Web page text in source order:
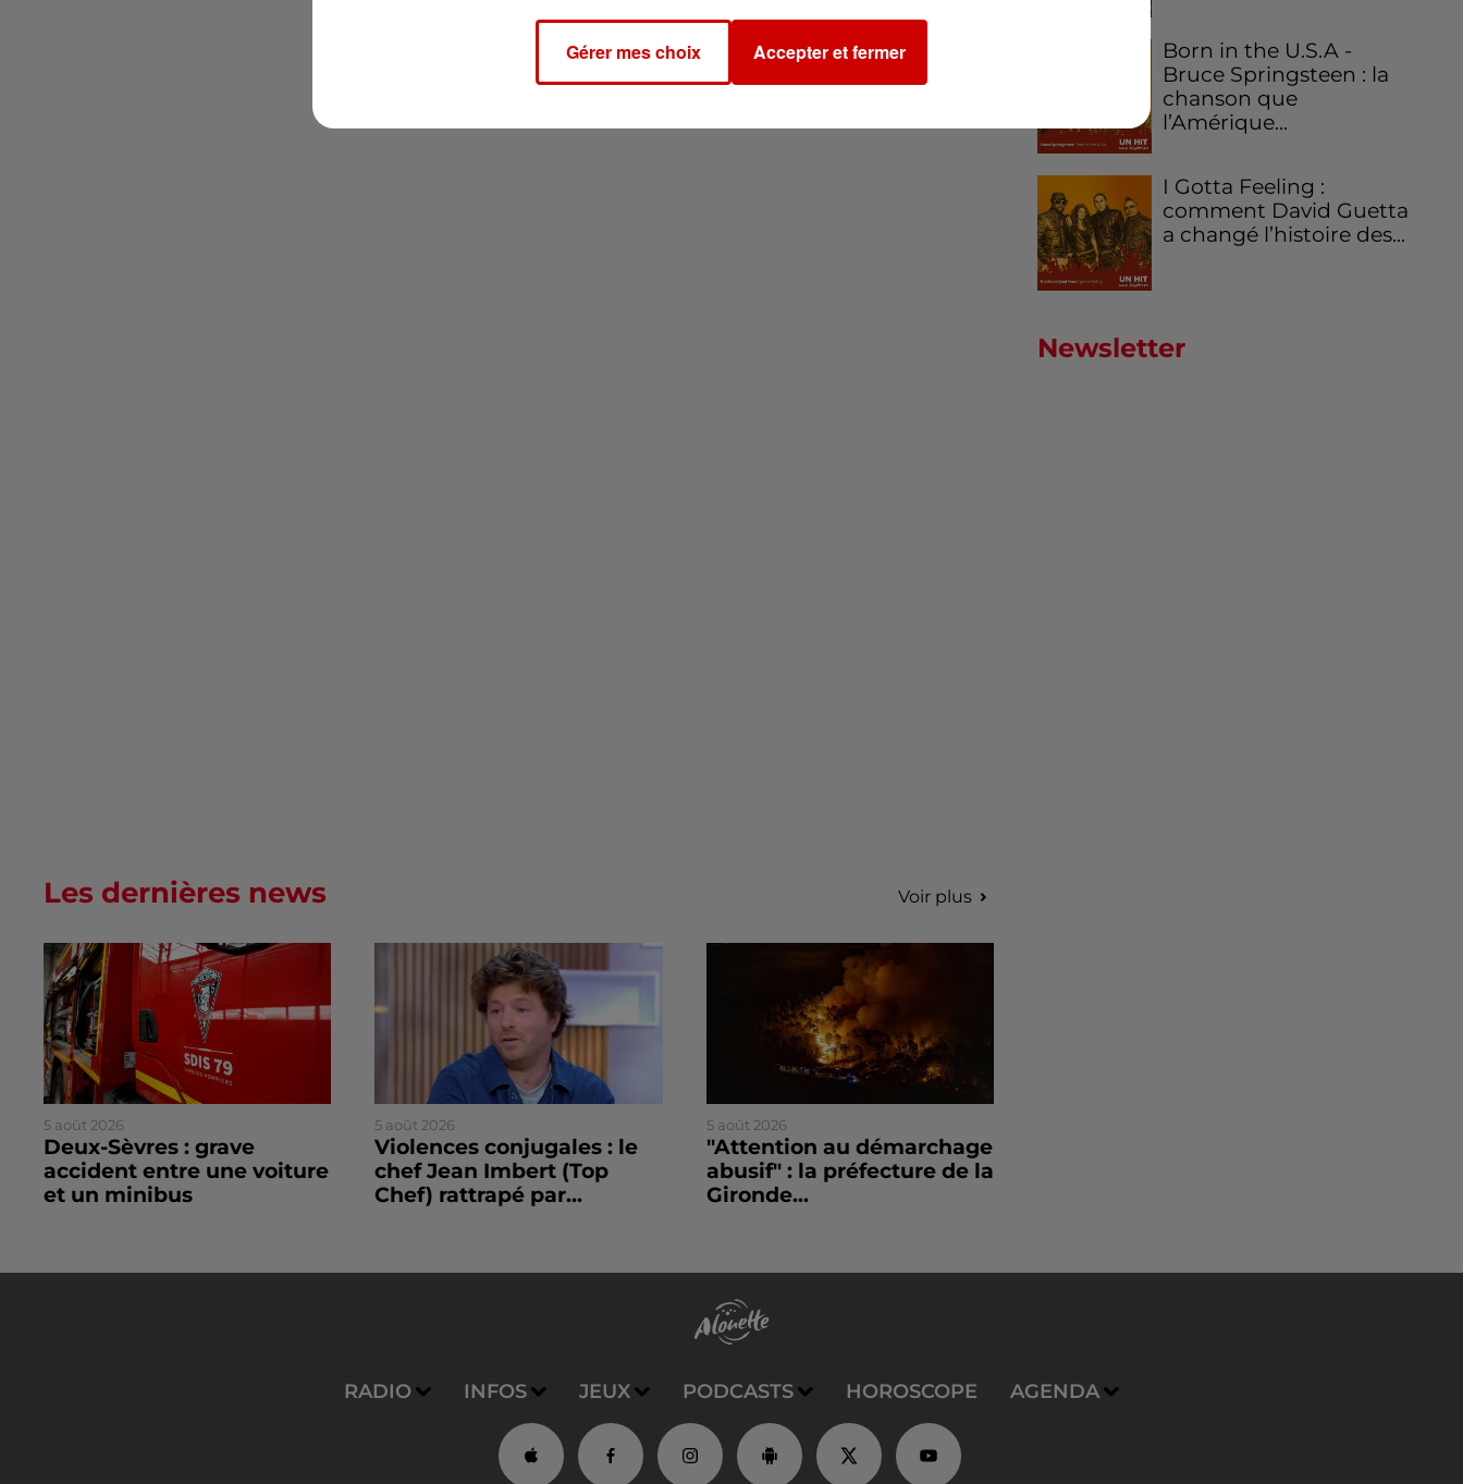
Born in the U.S.A -
Bruce Springsteen : la
chanson que
l’Amérique...
I Gotta Feeling :
comment David Guetta
a changé l’histoire des...
Newsletter
Les dernières news Voir plus
5 août 2026
Deux-Sèvres : grave
accident entre une voiture
et un minibus
5 août 2026
Violences conjugales : le
chef Jean Imbert (Top
Chef) rattrapé par...
5 août 2026
"Attention au démarchage
abusif" : la préfecture de la
Gironde...
RADIO INFOS JEUX PODCASTS HOROSCOPE AGENDA
Gérer mes choix Accepter et fermer